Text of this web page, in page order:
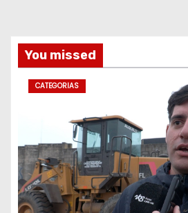
You missed
CATEGORIAS